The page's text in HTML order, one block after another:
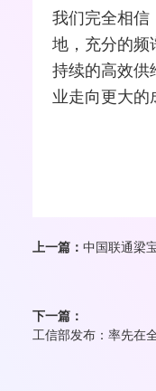
我们完全相信
地，充分的频
持续的高效供
业走向更大的
上一篇： 中国联通梁
下一篇：